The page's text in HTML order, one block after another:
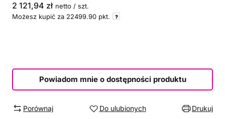
2 121,94 zł netto / szt.
Możesz kupić za 22499.90 pkt.
Powiadom mnie o dostępności produktu
Porównaj Do ulubionych Drukuj